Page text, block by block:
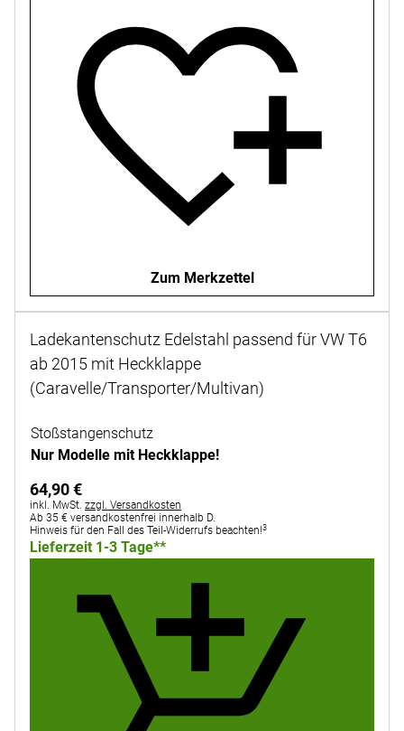
Zum Merkzettel
Ladekantenschutz Edelstahl passend für VW T6
ab 2015 mit Heckklappe
(Caravelle/Transporter/Multivan)
Stoßstangenschutz
Nur Modelle mit Heckklappe!
64,90€
Steuerhinweis:
inkl. MwSt. zzgl. Versandkosten
Ab 35 € versandkostenfrei innerhalb D.
Hinweis für den Fall des Teil-Widerrufs beachten!3
Lieferzeit 1-3 Tage**